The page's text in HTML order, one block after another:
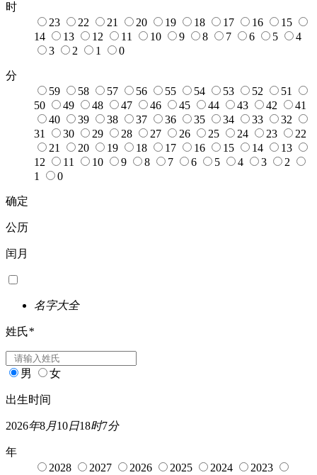
时
23
22 21 20 19 18 17 16
15
14
13 12 11 10 9 8 7 6 5
4
3
2 1 0
分
59
58 57 56 55 54 53 52
51
50
49 48 47 46 45 44 43 42
41
40
39 38 37 36 35 34 33
32
31
30 29 28 27 26 25 24 23
22
21
20 19 18 17 16 15 14
13
12
11 10 9 8 7 6 5 4 3
2
1
0
确定
公历
闰月
名字大全
姓氏*
男 女
出生时间
2026年8月10日18时7分
年
2028
2027 2026 2025 2024
2023